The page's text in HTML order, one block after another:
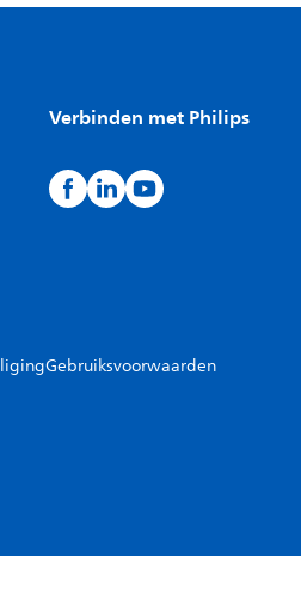
Verbinden met Philips
Gebruiksvoorwaarden